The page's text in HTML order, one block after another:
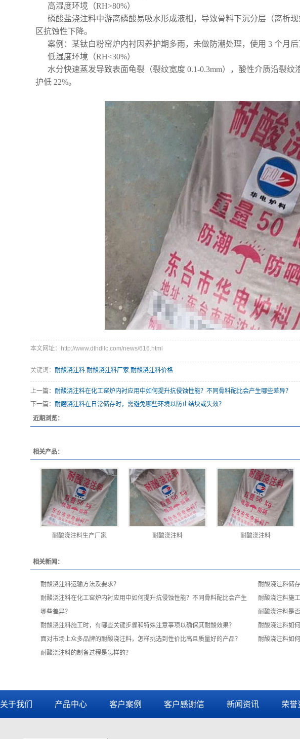
高湿度环境（RH>80%）
磷酸盐浇注料中游离磷酸易吸水形成液相，导致骨料下沉分层（离析
区抗蚀性下降。
案例：某钛白粉窑炉内衬因养护期多雨，未做防潮处理，使用 3 个月
低湿度环境（RH<30%）
水分快速蒸发导致表面龟裂（裂纹宽度 0.1-0.3mm），酸性介质沿裂
护低 22%。
本文网址：http://www.dthdllc.com/news/616.html
关键词： 耐酸浇注料,耐酸浇注料厂家,耐酸浇注料价格
上一篇： 耐酸浇注料在化工窑炉内衬应用中如何提升抗侵蚀性能？不同骨料配比会产生哪些差异？
下一篇： 耐磨浇注料在日常储存时，需避免哪些环境以防止结块或失效？
近期浏览：
相关产品：
耐酸浇注料生产厂家 耐酸浇注料 耐酸浇注料
相关新闻：
耐酸浇注料运输方法及要求？
耐酸浇注料储
耐酸浇注料在化工窑炉内衬应用中如何提升抗侵蚀性能？不同骨料配比会产生
哪些差异？
耐酸浇注料施
耐酸浇注料是
耐酸浇注料施工时，有哪些关键步骤和特殊注意事项以确保其耐酸效果？
耐酸浇注料如
面对市场上众多品牌的耐酸浇注料，怎样挑选到性价比高且质量好的产品？
耐酸浇注料如
耐酸浇注料的制备过程是怎样的？
关于我们 产品中心 客户案例 客户感谢信 新闻资讯 荣誉